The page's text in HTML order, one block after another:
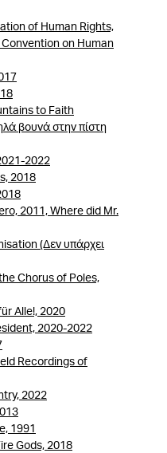
of Human Rights,
on Human
to Faith
βουνά στην πίστη
2022
2018
2011, Where did Mr.
(Δεν υπάρχει
Chorus of Poles,
Alle!, 2020
2020-2022
Recordings of
2022
1991
Gods, 2018